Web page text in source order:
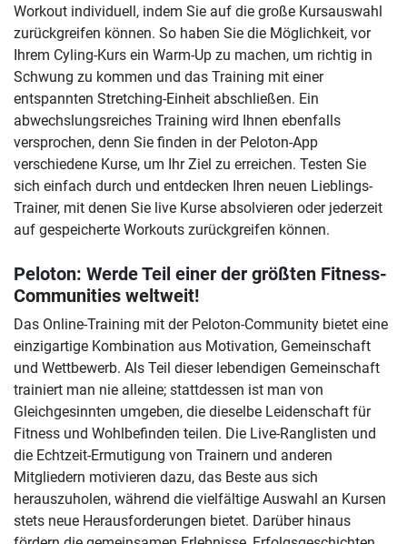
Workout individuell, indem Sie auf die große Kursauswahl
zurückgreifen können. So haben Sie die Möglichkeit, vor
Ihrem Cyling-Kurs ein Warm-Up zu machen, um richtig in
Schwung zu kommen und das Training mit einer
entspannten Stretching-Einheit abschließen. Ein
abwechslungsreiches Training wird Ihnen ebenfalls
versprochen, denn Sie finden in der Peloton-App
verschiedene Kurse, um Ihr Ziel zu erreichen. Testen Sie
sich einfach durch und entdecken Ihren neuen Lieblings-
Trainer, mit denen Sie live Kurse absolvieren oder jederzeit
auf gespeicherte Workouts zurückgreifen können.
Peloton: Werde Teil einer der größten Fitness-
Communities weltweit!
Das Online-Training mit der Peloton-Community bietet eine
einzigartige Kombination aus Motivation, Gemeinschaft
und Wettbewerb. Als Teil dieser lebendigen Gemeinschaft
trainiert man nie alleine; stattdessen ist man von
Gleichgesinnten umgeben, die dieselbe Leidenschaft für
Fitness und Wohlbefinden teilen. Die Live-Ranglisten und
die Echtzeit-Ermutigung von Trainern und anderen
Mitgliedern motivieren dazu, das Beste aus sich
herauszuholen, während die vielfältige Auswahl an Kursen
stets neue Herausforderungen bietet. Darüber hinaus